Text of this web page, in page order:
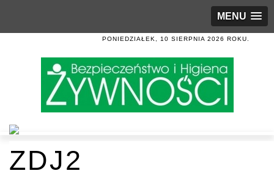
MENU
PONIEDZIAŁEK, 10 SIERPNIA 2026 ROKU.
ZDJ2